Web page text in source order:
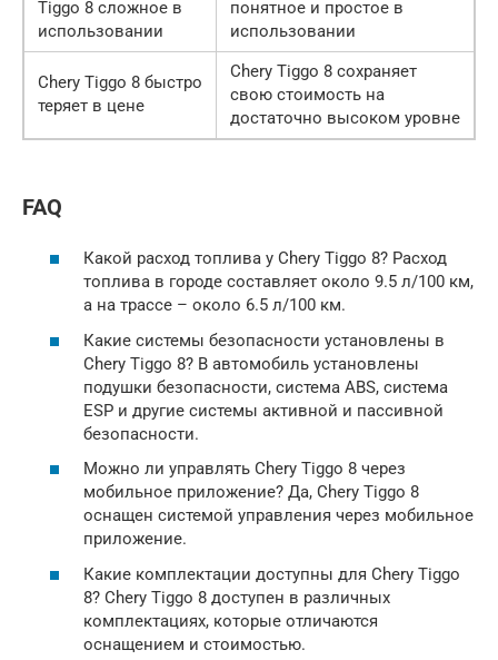
Tiggo 8 сложное в
использовании
понятное и простое в
использовании
Chery Tiggo 8 быстро
теряет в цене
Chery Tiggo 8 сохраняет
свою стоимость на
достаточно высоком уровне
FAQ
Какой расход топлива у Chery Tiggo 8? Расход
топлива в городе составляет около 9.5 л/100 км,
а на трассе – около 6.5 л/100 км.
Какие системы безопасности установлены в
Chery Tiggo 8? В автомобиль установлены
подушки безопасности, система ABS, система
ESP и другие системы активной и пассивной
безопасности.
Можно ли управлять Chery Tiggo 8 через
мобильное приложение? Да, Chery Tiggo 8
оснащен системой управления через мобильное
приложение.
Какие комплектации доступны для Chery Tiggo
8? Chery Tiggo 8 доступен в различных
комплектациях, которые отличаются
оснащением и стоимостью.